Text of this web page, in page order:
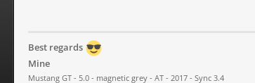
Best regards
Mine
Mustang GT - 5.0 - magnetic grey - AT - 2017 - Sync 3.4